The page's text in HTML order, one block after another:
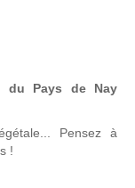
du Pays de Nay
Pensez à
!